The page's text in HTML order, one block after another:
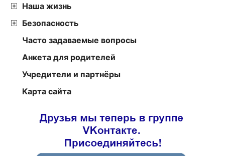
Наша жизнь
Безопасность
Часто задаваемые вопросы
Анкета для родителей
Учредители и партнёры
Карта сайта